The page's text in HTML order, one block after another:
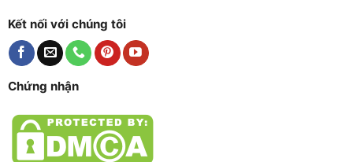
Kết nối với chúng tôi
Chứng nhận